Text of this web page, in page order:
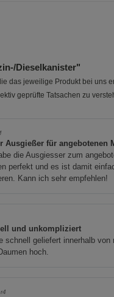
Dieselkanister"
das jeweilige Produkt bei uns
geprüfte Tatsachen zu
Ausgießer für angebotenen
die Ausgiesser zum
perfekt und es ist damit
Kann ich sehr empfehlen!
und unkompliziert
schnell geliefert innerhalb
hoch.